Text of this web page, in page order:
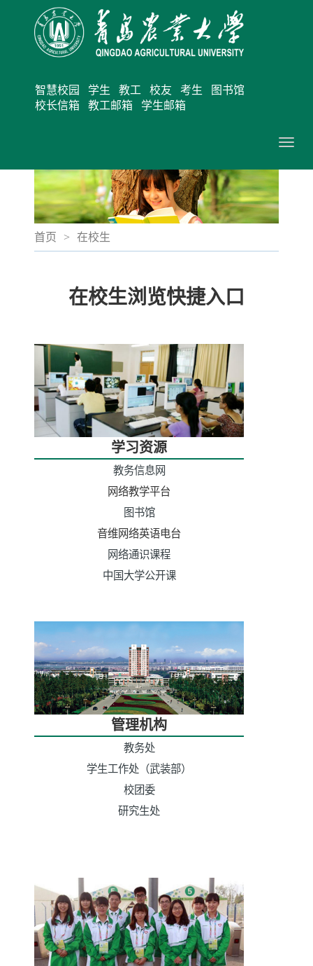
智慧校园 学生 教工 校友 考生
图书馆
校长信箱
教工邮箱 学生邮箱
切
换
首页 > 在校生
在校生浏览快捷入口
学习资源
教务信息网
网络教学平台
图书馆
音维网络英语电台
网络通识课程
中国大学公开课
管理机构
教务处
学生工作处（武装部）
校团委
研究生处